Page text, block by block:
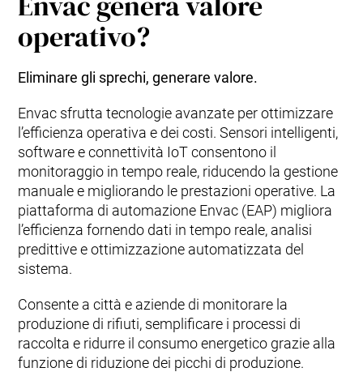
operativo?
Eliminare gli sprechi, generare valore.
Envac sfrutta tecnologie avanzate per ottimizzare
l’efficienza operativa e dei costi. Sensori intelligenti,
software e connettività IoT consentono il
monitoraggio in tempo reale, riducendo la gestione
manuale e migliorando le prestazioni operative. La
piattaforma di automazione Envac (EAP) migliora
l’efficienza fornendo dati in tempo reale, analisi
predittive e ottimizzazione automatizzata del
sistema.
Consente a città e aziende di monitorare la
produzione di rifiuti, semplificare i processi di
raccolta e ridurre il consumo energetico grazie alla
funzione di riduzione dei picchi di produzione.